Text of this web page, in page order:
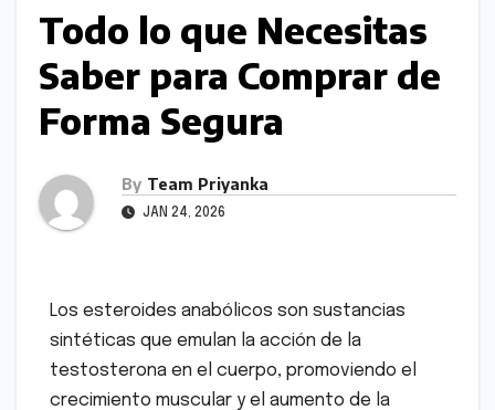
Todo lo que Necesitas
Saber para Comprar de
Forma Segura
By Team Priyanka
JAN 24, 2026
Los esteroides anabólicos son sustancias
sintéticas que emulan la acción de la
testosterona en el cuerpo, promoviendo el
crecimiento muscular y el aumento de la